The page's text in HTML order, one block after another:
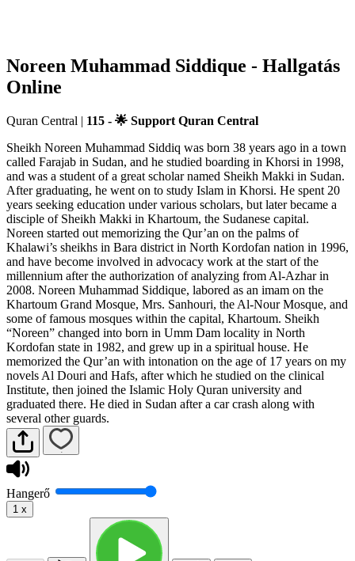
Noreen Muhammad Siddique - Hallgatás
Online
Quran Central | 115 - 🌟 Support Quran Central
Sheikh Noreen Muhammad Siddiq was born 38 years ago in a town
called Farajab in Sudan, and he studied boarding in Khorsi in 1998,
and was a student of a great scholar named Sheikh Makki in Sudan.
After graduating, he went on to study Islam in Khorsi. He spent 20
years seeking education under various scholars, but later became a
disciple of Sheikh Makki in Khartoum, the Sudanese capital.
Noreen started out memorizing the Qur’an on the palms of
Khalawi’s sheikhs in Bara district in North Kordofan nation in 1996,
and have become involved in advocacy work at the start of the
millennium after the authorization of analyzing from Al-Azhar in
2008. Noreen Muhammad Siddique, labored as an imam on the
Khartoum Grand Mosque, Mrs. Sanhouri, the Al-Nour Mosque, and
some of famous mosques within the capital, Khartoum. Sheikh
“Noreen” changed into born in Umm Dam locality in North
Kordofan state in 1982, and grew up in a spiritual house. He
memorized the Qur’an with intonation on the age of 17 years on my
novels Al Douri and Hafs, after which he studied on the clinical
Institute, then joined the Islamic Holy Quran university and
graduated there. He died in Sudan after a car crash along with
several other guards.
Hangerő
1 x